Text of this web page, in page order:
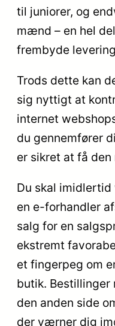
til juniorer, og
mænd – en hel
frembyde
Trods dette kan
sig nyttigt at
internet
du gennemfører
er sikret at få
Du skal
en e-forhandler
salg for en
ekstremt
et fingerpeg om
butik. Bestillinger
den anden side
der værner dig